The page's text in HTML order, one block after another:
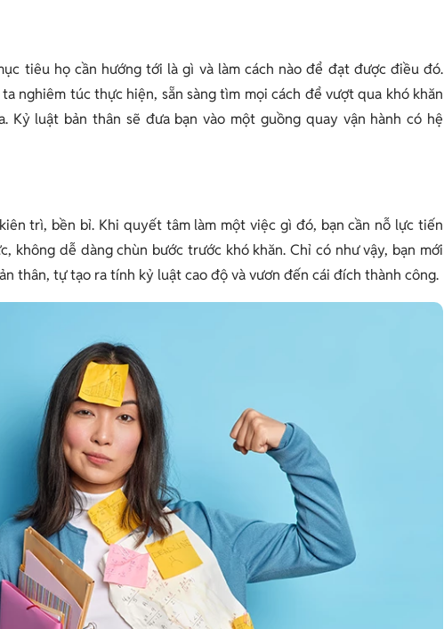
tiêu họ cần hướng tới là gì và làm cách nào để đạt được điều đó.
nghiêm túc thực hiện, sẵn sàng tìm mọi cách để vượt qua khó khăn
Kỷ luật bản thân sẽ đưa bạn vào một guồng quay vận hành có hệ
trì, bền bỉ. Khi quyết tâm làm một việc gì đó, bạn cần nỗ lực tiến
không dễ dàng chùn bước trước khó khăn. Chỉ có như vậy, bạn mới
thân, tự tạo ra tính kỷ luật cao độ và vươn đến cái đích thành công.